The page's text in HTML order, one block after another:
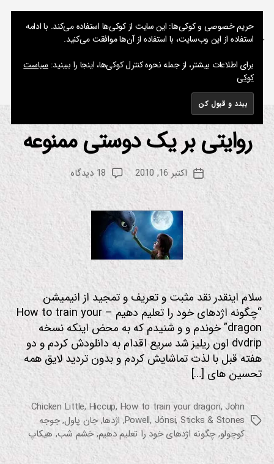
جستجو
نوشته های پراکنده یک مسعود
برچسب:
دسته‌هاترا
نه
س
س
م
م
س
ی
روایتی بر یک دوستی ممنوعه
نویسنده
نوشته
از
م
س
ع
تاریخ
نوشته
اکتبر 16, 2010 18 دیدگاه
برای
روایتی
یک
دوستی
ممنوعه
سلام اینقدر نقد مثبت و تعریف و تمجید از انیمیشن
“چگونه اژدهای خود را تعلیم دهیم – How to train your
dragon” خوندم و و شنیدم که به محض اینکه نسخه
dvdrip اون ریلیز شد سریع اقدام به دانلودش کردم و دو
هفته قبل با لذت تماشایش کردم و بدون تردید لایق همه
تحسین های […]
برچسب‌ها
Chicken Little,Hiccup, How to train your dragon,John
Powell, Jónsi,Sticks & Stones
, اژدها,جان پاول,جوجه
کوچولو,چگونه اژدهای خود را تعلیم دهیم,خشم شب, هیکاپ
حریم خصوصی و کوکی‌ها: این سایت از کوکی‌ها استفاده می‌کند. با ادامه
استفاده از این وب‌سایت، با استفاده از آن‌ها موافقت می‌کنید.
برای اطلاعات بیشتر، از جمله نحوه کنترل کوکی‌ها، اینجا را ببینید: سیاست
کوکی